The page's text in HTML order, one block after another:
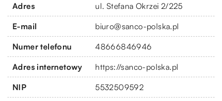
Adres ul. Stefana Okrzei 2/225
E-mail biuro@sanco-polska.pl
Numer telefonu 48666846946
Adres internetowy https://sanco-polska.pl
NIP 5532509592